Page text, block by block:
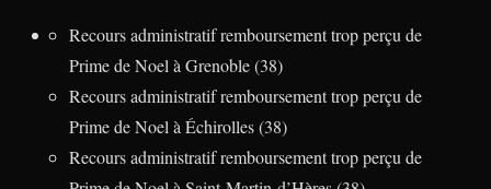
Recours administratif remboursement trop perçu de
Prime de Noel à Grenoble (38)
Recours administratif remboursement trop perçu de
Prime de Noel à Échirolles (38)
Recours administratif remboursement trop perçu de